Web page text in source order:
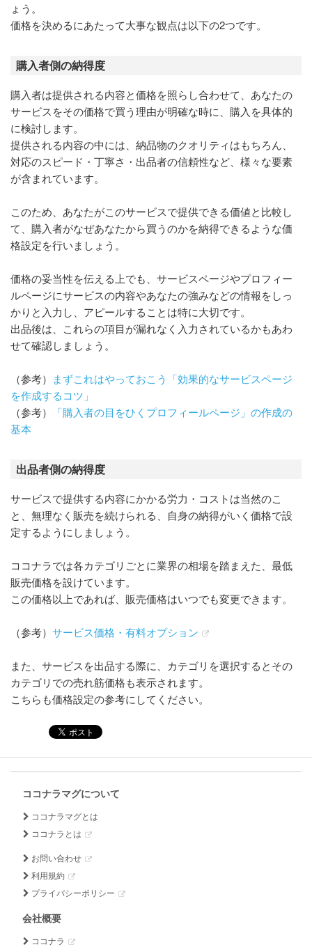
ょう。
価格を決めるにあたって大事な観点は以下の2つです。
購入者側の納得度
購入者は提供される内容と価格を照らし合わせて、あなたの
サービスをその価格で買う理由が明確な時に、購入を具体的
に検討します。
提供される内容の中には、納品物のクオリティはもちろん、
対応のスピード・丁寧さ・出品者の信頼性など、様々な要素
が含まれています。
このため、あなたがこのサービスで提供できる価値と比較し
て、購入者がなぜあなたから買うのかを納得できるような価
格設定を行いましょう。
価格の妥当性を伝える上でも、サービスページやプロフィー
ルページにサービスの内容やあなたの強みなどの情報をしっ
かりと入力し、アピールすることは特に大切です。
出品後は、これらの項目が漏れなく入力されているかもあわ
せて確認しましょう。
（参考） まずこれはやっておこう「効果的なサービスページ
を作成するコツ」
（参考）
「購入者の目をひくプロフィールページ」の作成の
基本
出品者側の納得度
サービスで提供する内容にかかる労力・コストは当然のこ
と、無理なく販売を続けられる、自身の納得がいく価格で設
定するようにしましょう。
ココナラでは各カテゴリごとに業界の相場を踏まえた、最低
販売価格を設けています。
この価格以上であれば、販売価格はいつでも変更できます。
（参考） サービス価格・有料オプション
また、サービスを出品する際に、カテゴリを選択するとその
カテゴリでの売れ筋価格も表示されます。
こちらも価格設定の参考にしてください。
ココナラマグについて
ココナラマグとは
ココナラとは
お問い合わせ
利用規約
プライバシーポリシー
会社概要
ココナラ